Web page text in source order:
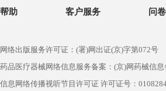
帮助 客户服务 问
网络出版服务许可证：(署)网出证(京)字第072号
药品医疗器械网络信息服务备案：(京)网药械信
信息网络传播视听节目许可证 许可证号：